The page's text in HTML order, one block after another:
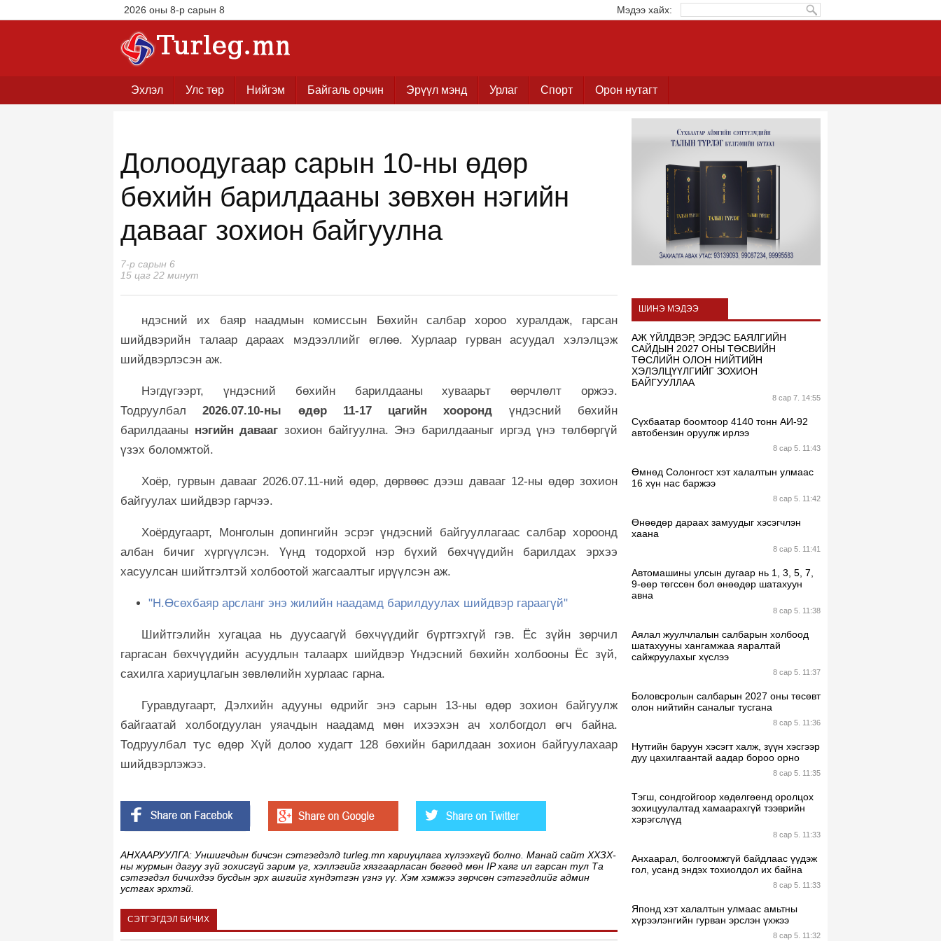
Мэдээ хайх:
2026 оны 8-р сарын 8
Эхлэл Улс төр Нийгэм Байгаль орчин Эрүүл мэнд Урлаг Спорт Орон нутагт
Долоодугаар сарын 10-ны өдөр
бөхийн барилдааны зөвхөн нэгийн
давааг зохион байгуулна
7-р сарын 6
15 цаг 22 минут
ндэсний их баяр наадмын комиссын Бөхийн салбар хороо хуралдаж, гарсан
шийдвэрийн талаар дараах мэдээллийг өглөө. Хурлаар гурван асуудал хэлэлцэж
шийдвэрлэсэн аж.
Нэгдүгээрт, үндэсний бөхийн барилдааны хуваарьт өөрчлөлт оржээ.
Тодруулбал2026.07.10-ны өдөр 11-17 цагийн хооронд үндэсний бөхийн
барилдааны нэгийн давааг зохион байгуулна. Энэ барилдааныг иргэд үнэ төлбөргүй
үзэх боломжтой.
Хоёр, гурвын давааг 2026.07.11-ний өдөр, дөрвөөс дээш давааг 12-ны өдөр зохион
байгуулах шийдвэр гарчээ.
Хоёрдугаарт, Монголын допингийн эсрэг үндэсний байгууллагаас салбар хороонд
албан бичиг хүргүүлсэн. Үүнд тодорхой нэр бүхий бөхчүүдийн барилдах эрхээ
хасуулсан шийтгэлтэй холбоотой жагсаалтыг ирүүлсэн аж.
"Н.Өсөхбаяр арсланг энэ жилийн наадамд барилдуулах шийдвэр гараагүй"
Шийтгэлийн хугацаа нь дуусаагүй бөхчүүдийг бүртгэхгүй гэв. Ёс зүйн зөрчил
гаргасан бөхчүүдийн асуудлын талаарх шийдвэр Үндэсний бөхийн холбооны Ёс зүй,
сахилга хариуцлагын зөвлөлийн хурлаас гарна.
Гуравдугаарт, Дэлхийн адууны өдрийг энэ сарын 13-ны өдөр зохион байгуулж
байгаатай холбогдуулан уяачдын наадамд мөн ихээхэн ач холбогдол өгч байна.
Тодруулбал тус өдөр Хүй долоо худагт 128 бөхийн барилдаан зохион байгуулахаар
шийдвэрлэжээ.
АНХААРУУЛГА: Уншигчдын бичсэн сэтгэгдэлд turleg.mn хариуцлага хүлээхгүй болно. Манай сайт ХХЗХ-
ны журмын дагуу зүй зохисгүй зарим үг, хэллэгийг хязгаарласан бөгөөд мөн IP хаяг ил гарсан тул Та
сэтгэгдэл бичихдээ бусдын эрх ашгийг хүндэтгэн үзнэ үү. Хэм хэмжээ зөрчсөн сэтгэгдлийг админ
устгах эрхтэй.
СЭТГЭГДЭЛ БИЧИХ
ШИНЭ МЭДЭЭ
АЖ ҮЙЛДВЭР, ЭРДЭС БАЯЛГИЙН
САЙДЫН 2027 ОНЫ ТӨСВИЙН
ТӨСЛИЙН ОЛОН НИЙТИЙН
ХЭЛЭЛЦҮҮЛГИЙГ ЗОХИОН
БАЙГУУЛЛАА
8 сар 7. 14:55
Сүхбаатар боомтоор 4140 тонн АИ-92
автобензин оруулж ирлээ
8 сар 5. 11:43
Өмнөд Солонгост хэт халалтын улмаас
16 хүн нас баржээ
8 сар 5. 11:42
Өнөөдөр дараах замуудыг хэсэгчлэн
хаана
8 сар 5. 11:41
Автомашины улсын дугаар нь 1, 3, 5, 7,
9-өөр төгссөн бол өнөөдөр шатахуун
авна
8 сар 5. 11:38
Аялал жуулчлалын салбарын холбоод
шатахууны хангамжаа яаралтай
сайжруулахыг хүслээ
8 сар 5. 11:37
Боловсролын салбарын 2027 оны төсөвт
олон нийтийн саналыг тусгана
8 сар 5. 11:36
Нутгийн баруун хэсэгт халж, зүүн хэсгээр
дуу цахилгаантай аадар бороо орно
8 сар 5. 11:35
Тэгш, сондгойгоор хөдөлгөөнд оролцох
зохицуулалтад хамаарахгүй тээврийн
хэрэгслүүд
8 сар 5. 11:33
Анхаарал, болгоомжгүй байдлаас үүдэж
гол, усанд эндэх тохиолдол их байна
8 сар 5. 11:33
Японд хэт халалтын улмаас амьтны
хүрээлэнгийн гурван эрслэн үхжээ
8 сар 5. 11:32